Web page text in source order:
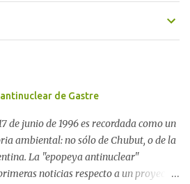
de Gastre
de junio de 1996 es recordada como un
ambiental: no sólo de Chubut, o de la
La "epopeya antinuclear"
noticias respecto a un proyecto